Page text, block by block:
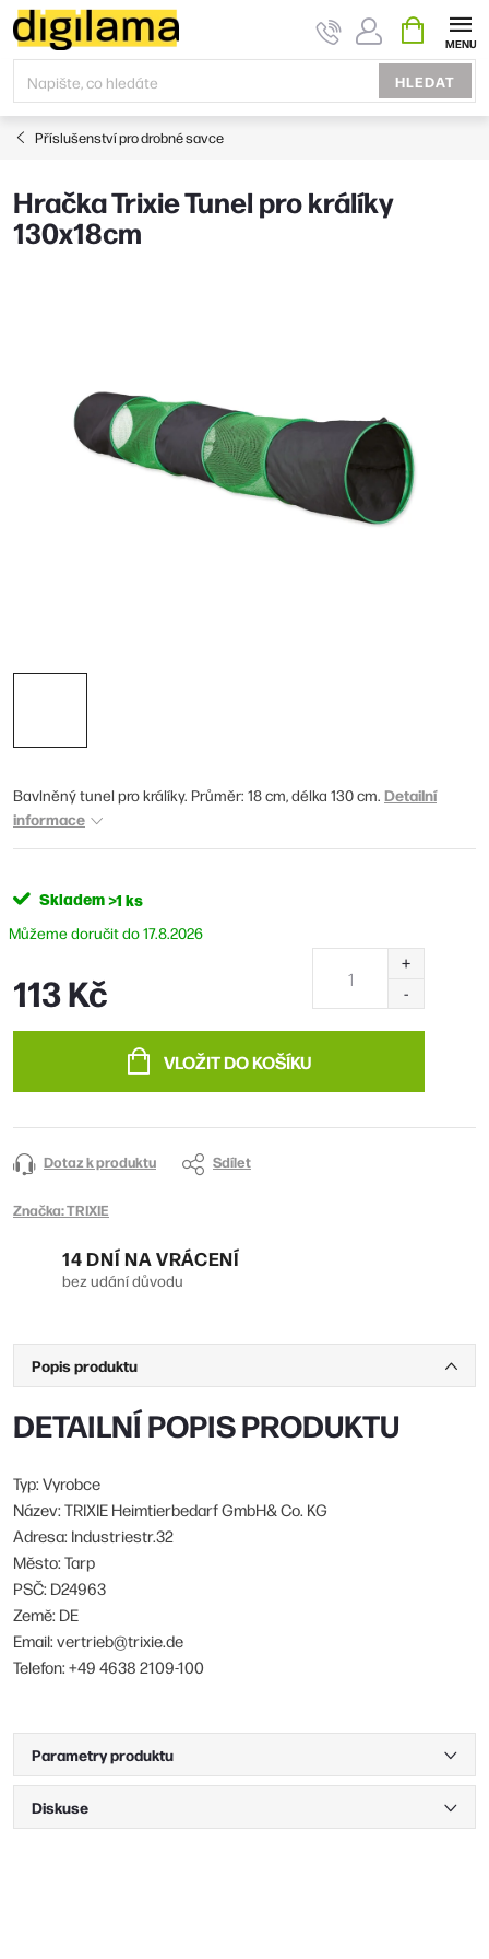
Přejít
na
obsah
HLEDAT
KOŠÍK
Příslušenství pro drobné savce
Hračka Trixie Tunel pro králíky
130x18cm
Bavlněný tunel pro králíky. Průměr: 18 cm, délka 130 cm. Detailní
informace
Skladem>1 ks
17.8.2026
113 Kč
VLOŽIT DO KOŠÍKU
Dotaz k produktu Sdílet
Značka:TRIXIE
14 DNÍ NA VRÁCENÍ
bez udání důvodu
Popis produktu
DETAILNÍ POPIS PRODUKTU
Typ: Vyrobce
Název: TRIXIE Heimtierbedarf GmbH& Co. KG
Adresa: Industriestr.32
Město: Tarp
PSČ: D24963
Země: DE
Email: vertrieb@trixie.de
Telefon: +49 4638 2109-100
Parametry produktu
Diskuse